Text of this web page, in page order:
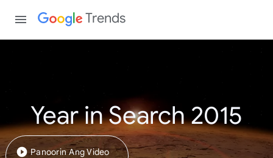
Trends
Year in Search 2015
Panoorin Ang Video